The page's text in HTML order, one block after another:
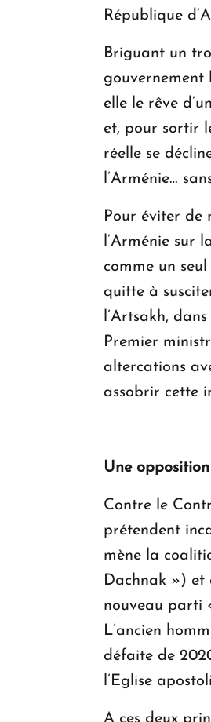
République
Briguant un
gouvernement
elle le rêve
et, pour sortir
réelle se
l’Arménie…
Pour éviter de
l’Arménie sur
comme un
quitte à
l’Artsakh,
Premier
altercations
assobrir cette
Une
Contre le
prétendent
mène la
Dachnak ») et
nouveau parti
L’ancien
défaite de
l’Eglise